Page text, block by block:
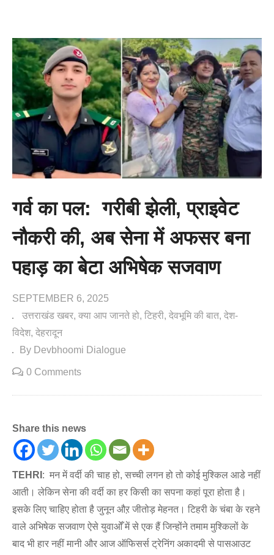
गर्व का पल: गरीबी झेली, प्राइवेट
नौकरी की, अब सेना में अफसर बना
पहाड़ का बेटा अभिषेक सजवाण
SEPTEMBER 6, 2025
उत्तराखंड खबर क्या आप जानते हो टिहरी देवभूमि की बात देश-
विदेश देहरादून
By Devbhoomi Dialogue
0 Comments
Share this news
TEHRI : मन में वर्दी की चाह हो, सच्ची लगन हो तो कोई मुश्किल आडे नहीं
आती। लेकिन सेना की वर्दी का हर किसी का सपना कहां पूरा होता है।
इसके लिए चाहिए होता है जुनून औऱ जीतोड़ मेहनत। टिहरी के चंबा के रहने
वाले अभिषेक सजवाण ऐसे युवाओँ में से एक हैं जिन्होंने तमाम मुश्किलों के
बाद भी हार नहीं मानी और आज ऑफिसर्स ट्रेनिंग अकादमी से पासआउट